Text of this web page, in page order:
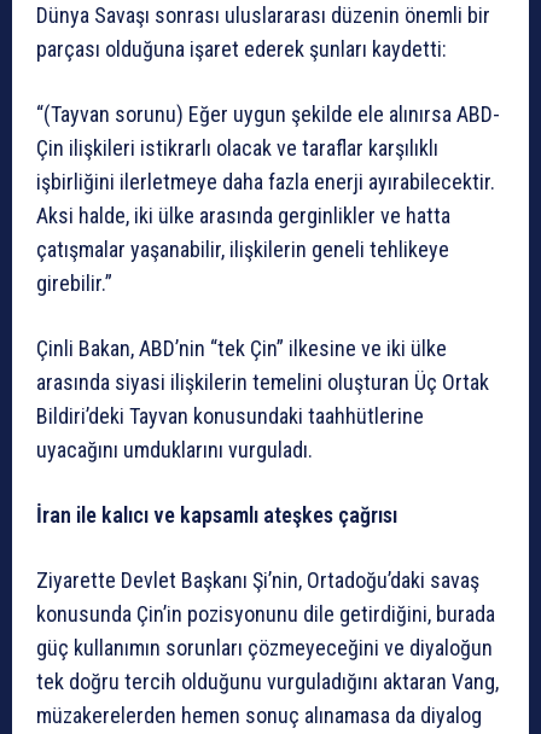
Dünya Savaşı sonrası uluslararası düzenin önemli bir
parçası olduğuna işaret ederek şunları kaydetti:
“(Tayvan sorunu) Eğer uygun şekilde ele alınırsa ABD-
Çin ilişkileri istikrarlı olacak ve taraflar karşılıklı
işbirliğini ilerletmeye daha fazla enerji ayırabilecektir.
Aksi halde, iki ülke arasında gerginlikler ve hatta
çatışmalar yaşanabilir, ilişkilerin geneli tehlikeye
girebilir.”
Çinli Bakan, ABD’nin “tek Çin” ilkesine ve iki ülke
arasında siyasi ilişkilerin temelini oluşturan Üç Ortak
Bildiri’deki Tayvan konusundaki taahhütlerine
uyacağını umduklarını vurguladı.
İran ile kalıcı ve kapsamlı ateşkes çağrısı
Ziyarette Devlet Başkanı Şi’nin, Ortadoğu’daki savaş
konusunda Çin’in pozisyonunu dile getirdiğini, burada
güç kullanımın sorunları çözmeyeceğini ve diyaloğun
tek doğru tercih olduğunu vurguladığını aktaran Vang,
müzakerelerden hemen sonuç alınamasa da diyalog